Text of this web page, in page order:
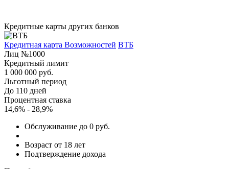
Кредитные карты других банков
Кредитная карта Возможностей ВТБ
Лиц №1000
Кредитный лимит
1 000 000 руб.
Льготный период
До 110 дней
Процентная ставка
14,6% - 28,9%
Обслуживание до 0 руб.
Возраст от 18 лет
Подтверждение дохода